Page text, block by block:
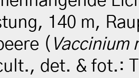
140 m,
( Vaccinium
det. & fot.: